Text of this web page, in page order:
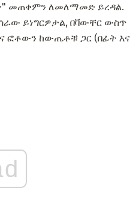
መጠቀምን ለመለማመድ ይረዳል.
ይነግርዎታል, በቫውቸር ውስጥ
ፎቶውን ከውጤቶቹ ጋር (በፊት እና